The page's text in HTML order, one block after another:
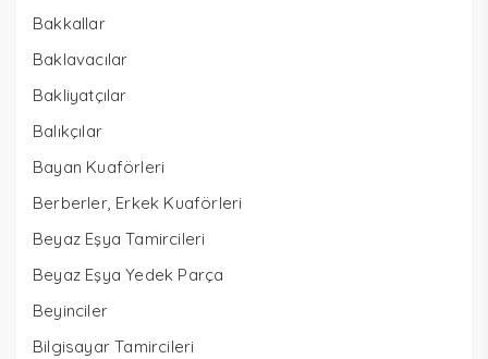
Bakkallar
Baklavacılar
Bakliyatçılar
Balıkçılar
Bayan Kuaförleri
Berberler, Erkek Kuaförleri
Beyaz Eşya Tamircileri
Beyaz Eşya Yedek Parça
Beyinciler
Bilgisayar Tamircileri